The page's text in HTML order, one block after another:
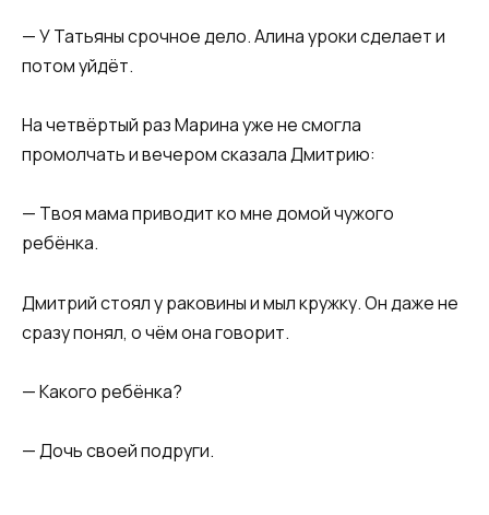
— У Татьяны срочное дело. Алина уроки сделает и
потом уйдёт.
На четвёртый раз Марина уже не смогла
промолчать и вечером сказала Дмитрию:
— Твоя мама приводит ко мне домой чужого
ребёнка.
Дмитрий стоял у раковины и мыл кружку. Он даже не
сразу понял, о чём она говорит.
— Какого ребёнка?
— Дочь своей подруги.